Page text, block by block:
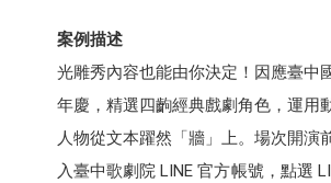
案例描述
光雕秀內容也能由你決定！因應臺中
年慶，精選四齣經典戲劇角色，運用
人物從文本躍然「牆」上。場次開演
入臺中歌劇院 LINE 官方帳號，點選